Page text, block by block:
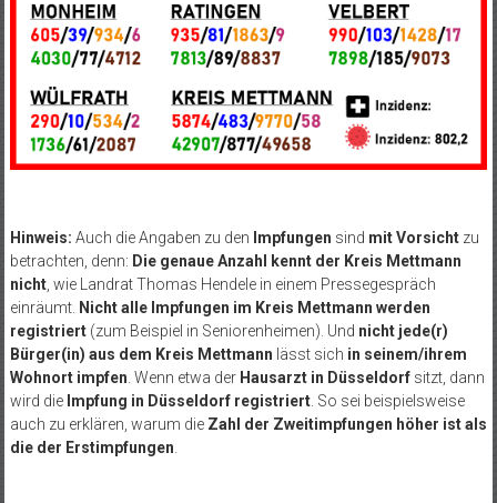
Hinweis: Auch die Angaben zu den Impfungen sind mit Vorsichtzu
betrachten, denn: Die genaue Anzahl kennt der Kreis Mettmann
nicht, wie Landrat Thomas Hendele in einem Pressegespräch
einräumt. Nicht alle Impfungen im Kreis Mettmann werden
registriert(zum Beispiel in Seniorenheimen). Und nicht jede(r)
Bürger(in) aus dem Kreis Mettmann lässt sich in seinem/ihrem
Wohnort impfen . Wenn etwa der Hausarzt in Düsseldorfsitzt, dann
wird die Impfung in Düsseldorf registriert. So sei beispielsweise
auch zu erklären, warum die Zahl der Zweitimpfungen höher ist als
die der Erstimpfungen